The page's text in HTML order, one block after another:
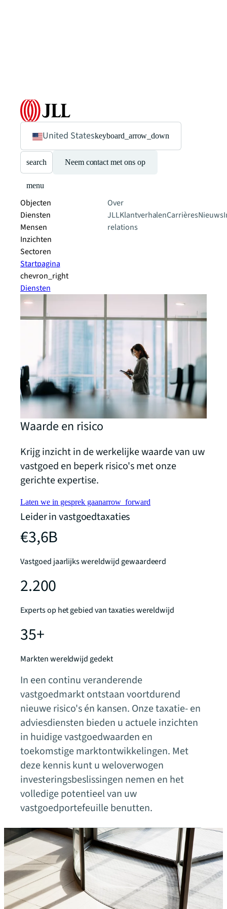
United Stateskeyboard_arrow_down
search Neem contact met ons op
menu
Objecten
Diensten
Mensen
Inzichten
Sectoren
Over
JLLKlantverhalenCarrièresNieuws
relations
Startpagina
chevron_right
Diensten
Waarde en risico
Krijg inzicht in de werkelijke waarde van uw
vastgoed en beperk risico's met onze
gerichte expertise.
Laten we in gesprek gaanarrow_forward
Leider in vastgoedtaxaties
€3,6B
Vastgoed jaarlijks wereldwijd gewaardeerd
2.200
Experts op het gebied van taxaties wereldwijd
35+
Markten wereldwijd gedekt
In een continu veranderende
vastgoedmarkt ontstaan voortdurend
nieuwe risico's én kansen. Onze taxatie- en
adviesdiensten bieden u actuele inzichten
in huidige vastgoedwaarden en
toekomstige marktontwikkelingen. Met
deze kennis kunt u weloverwogen
investeringsbeslissingen nemen en het
volledige potentieel van uw
vastgoedportefeuille benutten.
Onze expertisegebieden